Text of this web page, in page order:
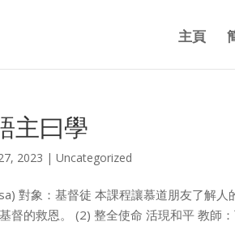
主頁
主曰學
2023 |Uncategorized
對象：基督徒 本課程讓慕道朋友了解
督的救恩。 (2) 整全使命 活現和平 教師